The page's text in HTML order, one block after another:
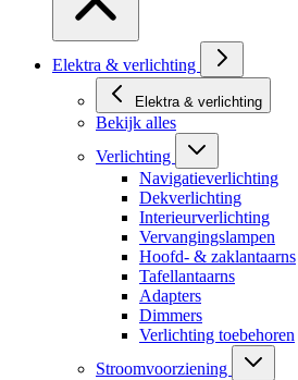
Elektra & verlichting
Elektra & verlichting
Bekijk alles
Verlichting
Navigatieverlichting
Dekverlichting
Interieurverlichting
Vervangingslampen
Hoofd- & zaklantaarns
Tafellantaarns
Adapters
Dimmers
Verlichting toebehoren
Stroomvoorziening